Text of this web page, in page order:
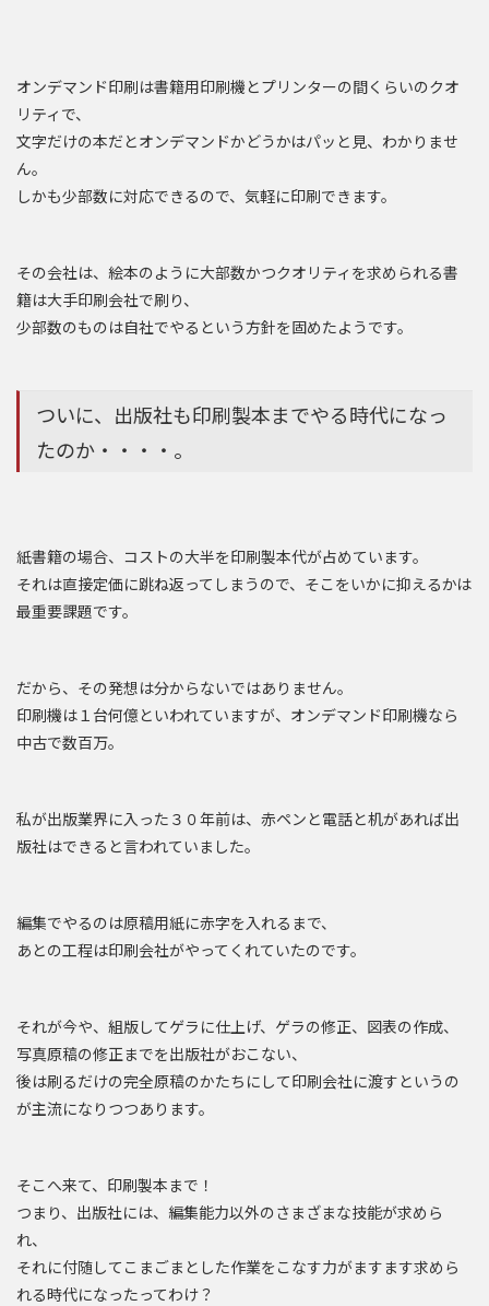
オンデマンド印刷は書籍用印刷機とプリンターの間くらいのクオ
リティで、
文字だけの本だとオンデマンドかどうかはパッと見、わかりませ
ん。
しかも少部数に対応できるので、気軽に印刷できます。
その会社は、絵本のように大部数かつクオリティを求められる書
籍は大手印刷会社で刷り、
少部数のものは自社でやるという方針を固めたようです。
ついに、出版社も印刷製本までやる時代になっ
たのか・・・・。
紙書籍の場合、コストの大半を印刷製本代が占めています。
それは直接定価に跳ね返ってしまうので、そこをいかに抑えるかは
最重要課題です。
だから、その発想は分からないではありません。
印刷機は１台何億といわれていますが、オンデマンド印刷機なら
中古で数百万。
私が出版業界に入った３０年前は、赤ペンと電話と机があれば出
版社はできると言われていました。
編集でやるのは原稿用紙に赤字を入れるまで、
あとの工程は印刷会社がやってくれていたのです。
それが今や、組版してゲラに仕上げ、ゲラの修正、図表の作成、
写真原稿の修正までを出版社がおこない、
後は刷るだけの完全原稿のかたちにして印刷会社に渡すというの
が主流になりつつあります。
そこへ来て、印刷製本まで！
つまり、出版社には、編集能力以外のさまざまな技能が求めら
れ、
それに付随してこまごまとした作業をこなす力がますます求めら
れる時代になったってわけ？